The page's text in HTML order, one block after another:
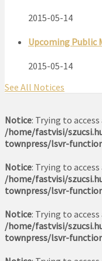
2015-05-14
Upcoming Public
2015-05-14
See All Notices
Notice: Trying to
/home/fastvisi/
townpress/lsvr-
Notice: Trying to
/home/fastvisi/
townpress/lsvr-
Notice: Trying to
/home/fastvisi/
townpress/lsvr-